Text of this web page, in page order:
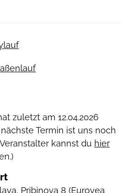
zuletzt am 12.04.2026
Termin ist uns noch
kannst du hier
Pribinova 8 (Eurovea